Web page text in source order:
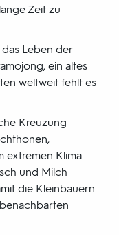
Zeit zu
Leben der
ein altes
weltweit fehlt es
Kreuzung
extremen Klima
und Milch
die Kleinbauern